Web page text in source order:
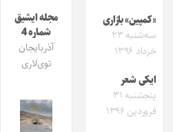
«کمپین» بازاری
سه‌شنبه ۲۳
خرداد ۱۳۹۶
ایکی شعر
پنجشنبه ۳۱
فروردین ۱۳۹۶
مجله ایشیق
شماره 4
آذربایجان
توی‌لاری